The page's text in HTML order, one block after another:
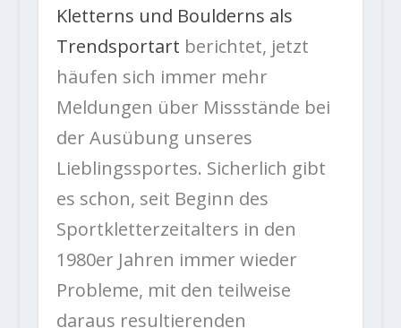
Kletterns und Boulderns als
Trendsportart berichtet, jetzt
häufen sich immer mehr
Meldungen über Missstände bei
der Ausübung unseres
Lieblingssportes. Sicherlich gibt
es schon, seit Beginn des
Sportkletterzeitalters in den
1980er Jahren immer wieder
Probleme, mit den teilweise
daraus resultierenden